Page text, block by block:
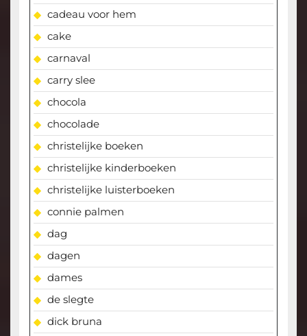
cadeau voor hem
cake
carnaval
carry slee
chocola
chocolade
christelijke boeken
christelijke kinderboeken
christelijke luisterboeken
connie palmen
dag
dagen
dames
de slegte
dick bruna